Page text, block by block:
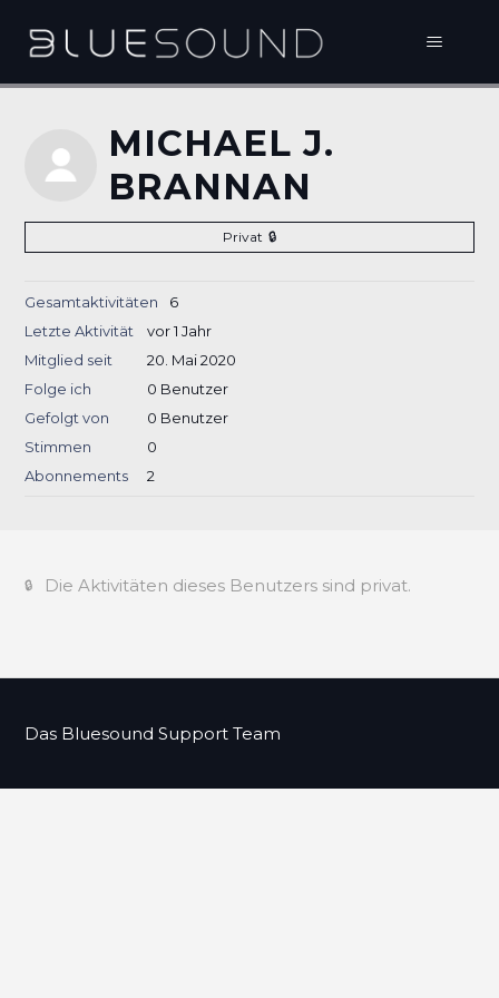
MICHAEL J.
BRANNAN
Privat
Gesamtaktivitäten
6
Letzte Aktivität
vor 1 Jahr
Mitglied seit
20. Mai 2020
Folge ich
0 Benutzer
Gefolgt von
0 Benutzer
Stimmen
0
Abonnements
2
Die Aktivitäten dieses Benutzers sind privat.
Das Bluesound Support Team